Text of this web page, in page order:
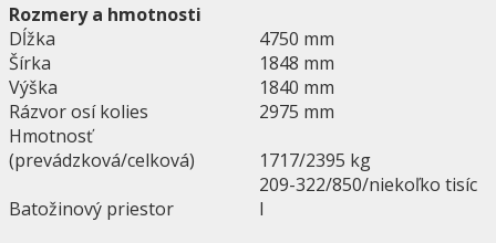
Rozmery a hmotnosti
Dĺžka
4750 mm
Šírka
1848 mm
Výška
1840 mm
Rázvor osí kolies
2975 mm
Hmotnosť
(prevádzková/celková)
1717/2395 kg
Batožinový priestor
209-322/850/niekoľko tisíc
l